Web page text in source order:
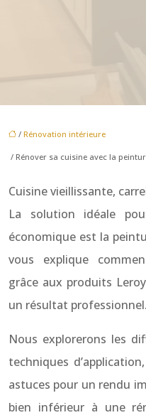
/ Rénovation intérieure
/ Rénover sa cuisine avec la
Cuisine vieillissante,
La solution idéale
économique est la
vous explique
grâce aux produits
un résultat professionnel.
Nous explorerons les
techniques
astuces pour un rendu
bien inférieur à une